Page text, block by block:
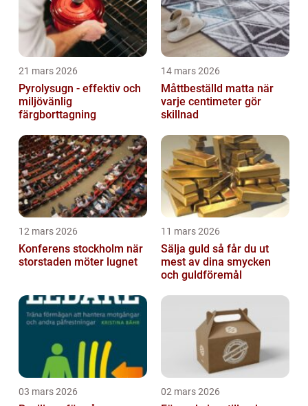
21 mars 2026
Pyrolysugn - effektiv och
miljövänlig
färgborttagning
14 mars 2026
Måttbeställd matta när
varje centimeter gör
skillnad
12 mars 2026
Konferens stockholm när
storstaden möter lugnet
11 mars 2026
Sälja guld så får du ut
mest av dina smycken
och guldföremål
03 mars 2026 02 mars 2026